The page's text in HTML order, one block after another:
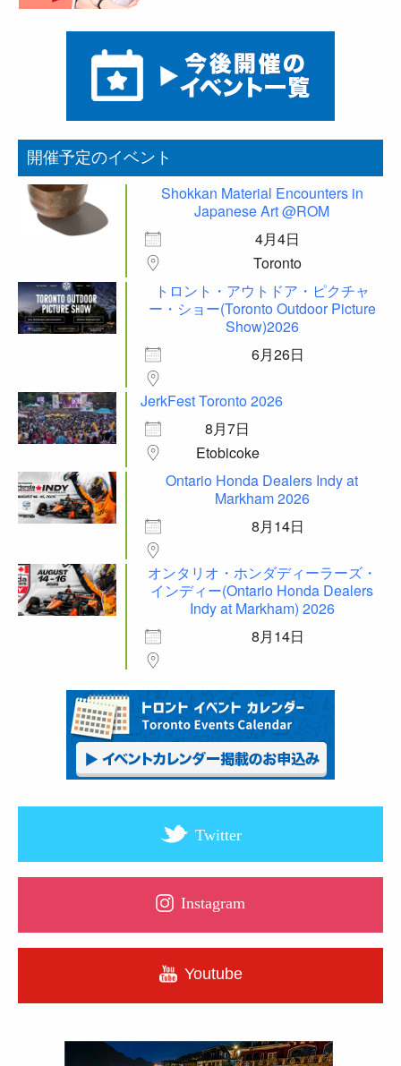
開催予定のイベント
Shokkan Material Encounters in
Japanese Art @ROM
4月4日
Toronto
トロント・アウトドア・ピクチャ
ー・ショー(Toronto Outdoor Picture
Show)2026
6月26日
JerkFest Toronto 2026
8月7日
Etobicoke
Ontario Honda Dealers Indy at
Markham 2026
8月14日
オンタリオ・ホンダディーラーズ・
インディー(Ontario Honda Dealers
Indy at Markham) 2026
8月14日
Twitter
Instagram
Youtube